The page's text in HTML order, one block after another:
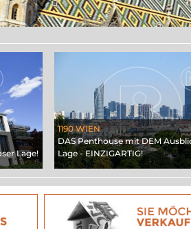
Lage!
1190 WIEN
DAS Penthouse mit DEM
Lage - EINZIGARTIG!